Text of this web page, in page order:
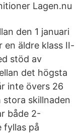
Lagen.nu
den 1 januari
en äldre klass II-
stöd av
det högsta
inte övers 26
stora skillnaden
både 2-
fyllas på